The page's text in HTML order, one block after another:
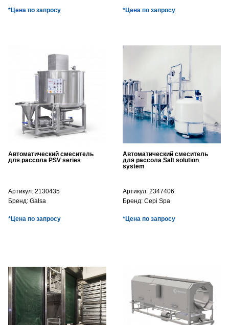
*Цена по запросу *Цена по запросу
Автоматический смеситель
для рассола PSV series
Артикул: 2130435
Бренд: Galsa
*Цена по запросу
Автоматический смеситель
для рассола Salt solution
system
Артикул: 2347406
Бренд: Cepi Spa
*Цена по запросу